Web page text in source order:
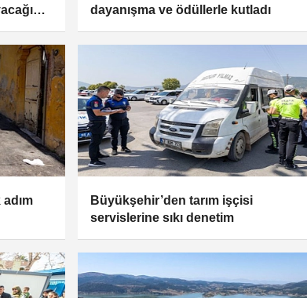
dayanışma ve ödüllerle kutladı
Büyükşehir’den tarım işçisi
servislerine sıkı denetim